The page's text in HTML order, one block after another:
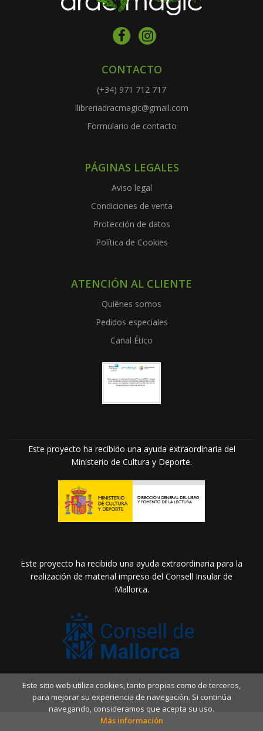
CONTACTO
(+34) 971 712 717
llibreriadracmagic@gmail.com
Formulario de contacto
PÁGINAS LEGALES
Aviso legal
Condiciones de venta
Protección de datos
Política de Cookies
ATENCIÓN AL CLIENTE
Quiénes somos
Pedidos especiales
Canal Ético
Este proyecto ha recibido una ayuda extraordinaria del
Ministerio de Cultura y Deporte.
Este proyecto ha recibido una ayuda extraordinaria para la
realización de material impreso del Consell Insular de
Mallorca.
2026 ©Llibreria Drac Màgic. Todos los Derechos
Reservados |Grupo Trevenque
Este sitio web utiliza cookies, tanto propias como de terceros,
para mejorar su experiencia de navegación. Si continúa
navegando, consideramos que acepta su uso.
Más información